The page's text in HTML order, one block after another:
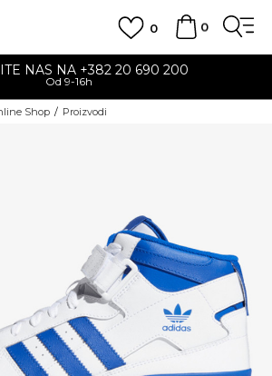
0
0
NAS NA +382 20 690 200
Od 9-16h
Shop Proizvodi